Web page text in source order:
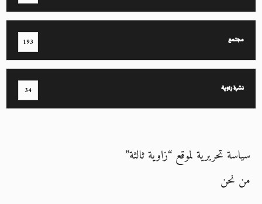
مجتمع 193
نشرة زاوية 34
سياسة تحريرية لموقع “زاوية ثالثة”
من نحن